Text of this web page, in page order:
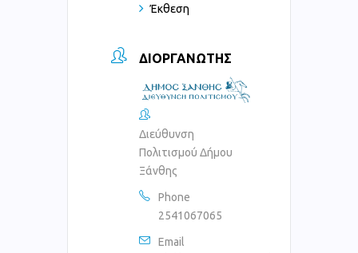
Έκθεση
ΔΙΟΡΓΑΝΩΤΉΣ
Διεύθυνση
Πολιτισμού Δήμου
Ξάνθης
Phone
2541067065
Email